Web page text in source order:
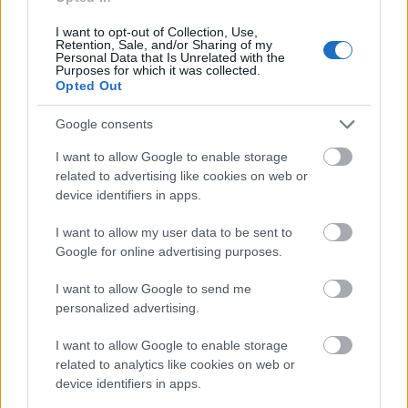
I want to opt-out of Collection, Use,
Retention, Sale, and/or Sharing of my
Personal Data that Is Unrelated with the
Purposes for which it was collected.
Opted Out
Google consents
I want to allow Google to enable storage
related to advertising like cookies on web or
device identifiers in apps.
I want to allow my user data to be sent to
Google for online advertising purposes.
I want to allow Google to send me
personalized advertising.
I want to allow Google to enable storage
related to analytics like cookies on web or
device identifiers in apps.
Και κάπως έτσι, η κουβέντα αποκτά άλλη αξία. Η
Μπρουκ Σιλντς δεν μιλά μόνο για ρυτίδες, μαλλιά ή
εμμηνόπαυση
«διακριτικές», λιγότερο διεκδικητικές. «Γιατί δεν
επιτρέπεται στις γυναίκες να είναι ολοκληρωμένα ο
βιομηχανίες;», αναρωτήθηκε.
Η ηθοποιός παραδέχτηκε πως δεν περίμενε ότι
τόσο πολλές γυναίκες θα ταυτίζονταν με αυτό το
μήνυμα. Όμως η ανταπόκριση γύρω από το brand
της ήταν άμεση και βαθιά ανθρώπινη. «Οι γυναίκες
που μας ακολουθούν ήθελαν να λύσω πολλά από